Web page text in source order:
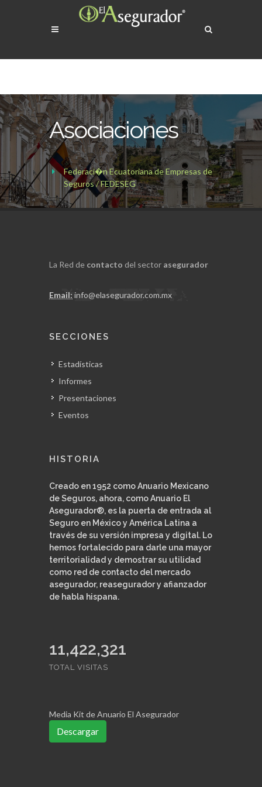
Asociaciones
Federaci�n Ecuatoriana de Empresas de
Seguros / FEDESEG
La Red de contacto del sector asegurador
Email: info@elasegurador.com.mx
SECCIONES
Estadísticas
Informes
Presentaciones
Eventos
HISTORIA
Creado en 1952 como Anuario Mexicano
de Seguros, ahora, como Anuario El
Asegurador®, es la puerta de entrada al
Seguro en México y América Latina a
través de su versión impresa y digital. Lo
hemos fortalecido para darle una mayor
territorialidad y demostrar su utilidad
como red de contacto del mercado
asegurador, reasegurador y afianzador
de habla hispana.
11,422,321
TOTAL VISITAS
Media Kit de Anuario El Asegurador
Descargar